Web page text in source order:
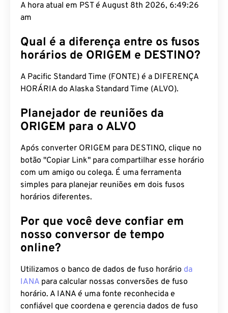
A hora atual em PST é August 8th 2026, 6:49:27
am
Qual é a diferença entre os fusos
horários de ORIGEM e DESTINO?
A Pacific Standard Time (FONTE) é a DIFERENÇA
HORÁRIA do Alaska Standard Time (ALVO).
Planejador de reuniões da
ORIGEM para o ALVO
Após converter ORIGEM para DESTINO, clique no
botão "Copiar Link" para compartilhar esse horário
com um amigo ou colega. É uma ferramenta
simples para planejar reuniões em dois fusos
horários diferentes.
Por que você deve confiar em
nosso conversor de tempo
online?
Utilizamos o banco de dados de fuso horário da
IANA para calcular nossas conversões de fuso
horário. A IANA é uma fonte reconhecida e
confiável que coordena e gerencia dados de fuso